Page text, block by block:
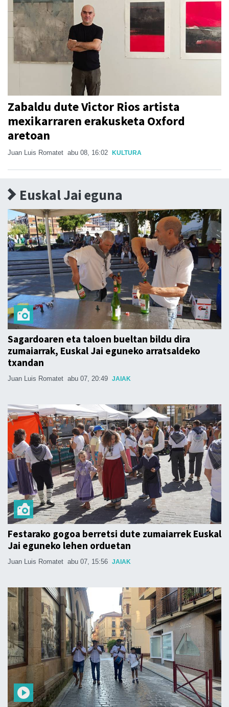
Zabaldu dute Victor Rios artista
mexikarraren erakusketa Oxford
aretoan
Juan Luis Romatet abu 08, 16:02 KULTURA
Euskal Jai eguna
Sagardoaren eta taloen bueltan bildu dira
zumaiarrak, Euskal Jai eguneko arratsaldeko
txandan
Juan Luis Romatet abu 07, 20:49 JAIAK
Festarako gogoa berretsi dute zumaiarrek Euskal
Jai eguneko lehen orduetan
Juan Luis Romatet abu 07, 15:56 JAIAK